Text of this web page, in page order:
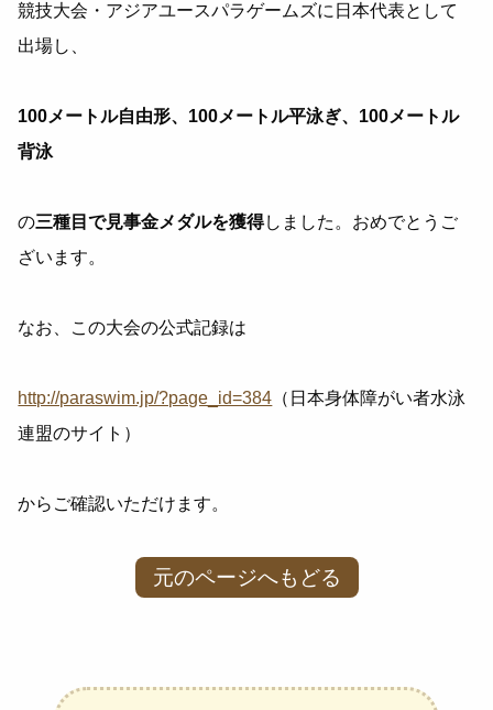
競技大会・アジアユースパラゲームズに日本代表として
出場し、
100メートル自由形、100メートル平泳ぎ、100メートル
背泳
の三種目で見事金メダルを獲得しました。おめでとうご
ざいます。
なお、この大会の公式記録は
http://paraswim.jp/?page_id=384 （日本身体障がい者水泳
連盟のサイト）
からご確認いただけます。
元のページへもどる